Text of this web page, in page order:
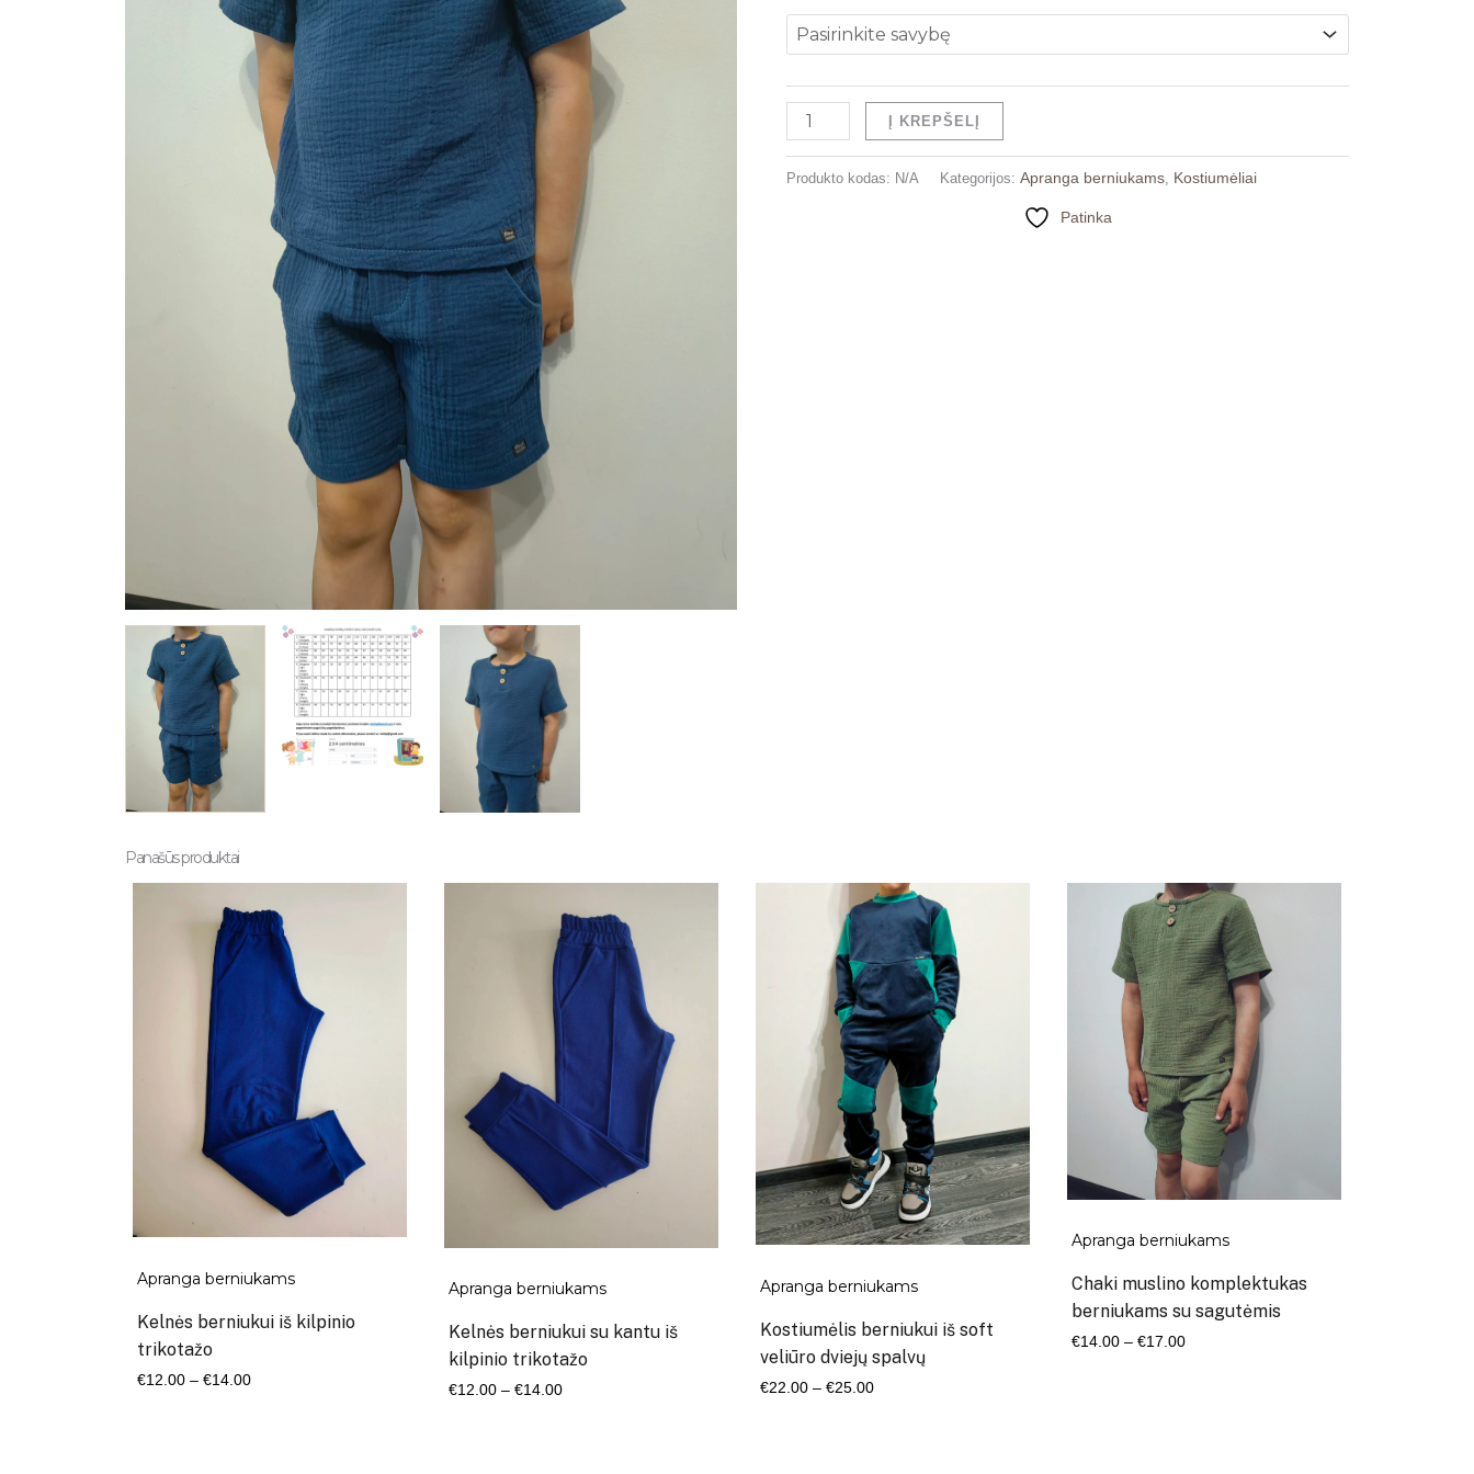
€17.00
Į KREPŠELĮ
Produkto kodas: N/A Kategorijos: Apranga berniukams, Kostiumėliai
Patinka
Panašūs produktai
Apranga berniukams
Kelnės berniukui iš kilpinio
trikotažo
€12.00 – €14.00Kaina
Apranga berniukams
Kelnės berniukui su kantu iš
kilpinio trikotažo
€12.00 – €14.00Kaina
Apranga berniukams
Kostiumėlis berniukui iš soft
veliūro dviejų spalvų
€22.00 – €25.00Kaina
Apranga berniukams
Chaki muslino komplektukas
berniukams su sagutėmis
€14.00 – €17.00Kaina